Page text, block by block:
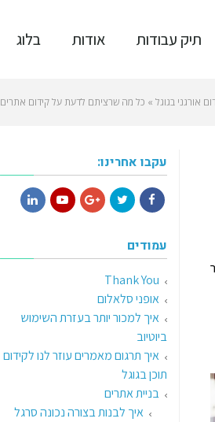
תיק עבודות אודות בלוג
אורגני בגוגל » כל מה שרציתם לדעת על קידום אתרים
עקבו אחרינו:
עמודים
Thank You
אופני סלאלום
איך למכור יותר בעזרת השימוש
ביוטיוב
איך תרגום מאמרים עוזר לנו לקידום
תוכן בגוגל
בניית אתרים
איך לבנות בצורה נכונה סרגל